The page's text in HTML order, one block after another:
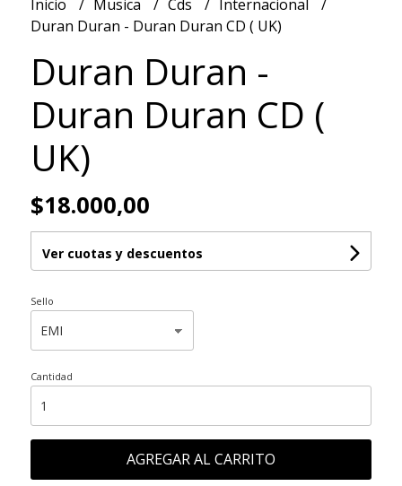
Inicio Musica Cds
Internacional
Duran Duran - Duran Duran CD ( UK)
Duran Duran -
Duran Duran CD (
UK)
$18.000,00
Ver cuotas y descuentos
Sello
Cantidad
AGREGAR AL CARRITO